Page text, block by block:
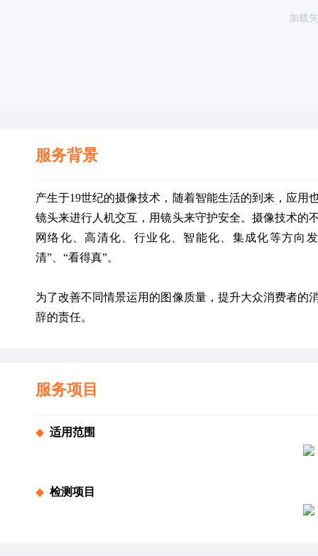
加载
服务背景
产生于19世纪的摄像技术，随着智能生活的到来，应
镜头来进行人机交互，用镜头来守护安全。摄像技术的
网络化、高清化、行业化、智能化、集成化等方向
清”、“看得真”。
为了改善不同情景运用的图像质量，提升大众消费者的
辞的责任。
服务项目
◆ 适用范围
◆ 检测项目